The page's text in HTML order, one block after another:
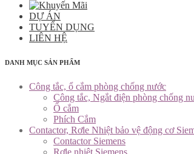
DỰ ÁN
TUYỂN DỤNG
LIÊN HỆ
DANH MỤC SẢN PHẨM
Công tắc, ổ cắm phòng chống nước
Công tắc, Ngắt điện phòng chống
Ổ cắm
Phích Cắm
Contactor, Rơle Nhiệt bảo vệ động cơ
Contactor Siemens
Rơle nhiệt Siemens